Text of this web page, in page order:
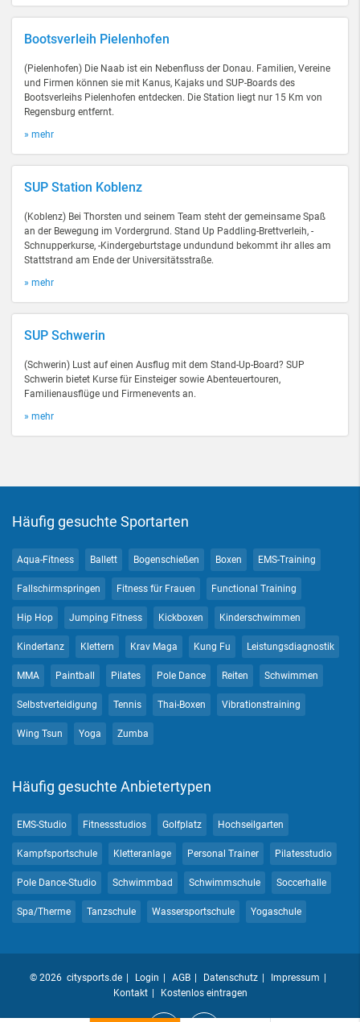
Bootsverleih Pielenhofen
(Pielenhofen) Die Naab ist ein Nebenfluss der Donau. Familien, Vereine
und Firmen können sie mit Kanus, Kajaks und SUP-Boards des
Bootsverleihs Pielenhofen entdecken. Die Station liegt nur 15 Km von
Regensburg entfernt.
» mehr
SUP Station Koblenz
(Koblenz) Bei Thorsten und seinem Team steht der gemeinsame Spaß
an der Bewegung im Vordergrund. Stand Up Paddling-Brettverleih, -
Schnupperkurse, -Kindergeburtstage undundund bekommt ihr alles am
Stattstrand am Ende der Universitätsstraße.
» mehr
SUP Schwerin
(Schwerin) Lust auf einen Ausflug mit dem Stand-Up-Board? SUP
Schwerin bietet Kurse für Einsteiger sowie Abenteuertouren,
Familienausflüge und Firmenevents an.
» mehr
Häufig gesuchte Sportarten
Aqua-Fitness Ballett Bogenschießen Boxen EMS-Training
Fallschirmspringen Fitness für Frauen Functional Training
Hip Hop Jumping Fitness Kickboxen Kinderschwimmen
Kindertanz Klettern Krav Maga Kung Fu Leistungsdiagnostik
MMA Paintball Pilates Pole Dance Reiten Schwimmen
Selbstverteidigung Tennis Thai-Boxen Vibrationstraining
Wing Tsun Yoga Zumba
Häufig gesuchte Anbietertypen
EMS-Studio Fitnessstudios Golfplatz Hochseilgarten
Kampfsportschule Kletteranlage Personal Trainer Pilatesstudio
Pole Dance-Studio Schwimmbad Schwimmschule Soccerhalle
Spa/Therme Tanzschule Wassersportschule Yogaschule
© 2026 citysports.de Login AGB Datenschutz
Impressum
Kontakt
Kostenlos eintragen